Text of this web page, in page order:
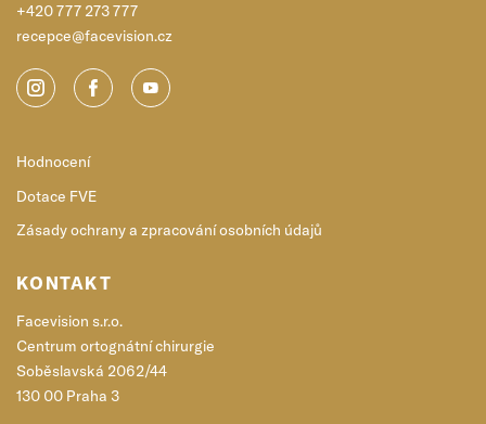
+420 777 273 777
recepce@facevision.cz
Hodnocení
Dotace FVE
Zásady ochrany a zpracování osobních údajů
KONTAKT
Facevision s.r.o.
Centrum ortognátní chirurgie
Soběslavská 2062/44
130 00 Praha 3